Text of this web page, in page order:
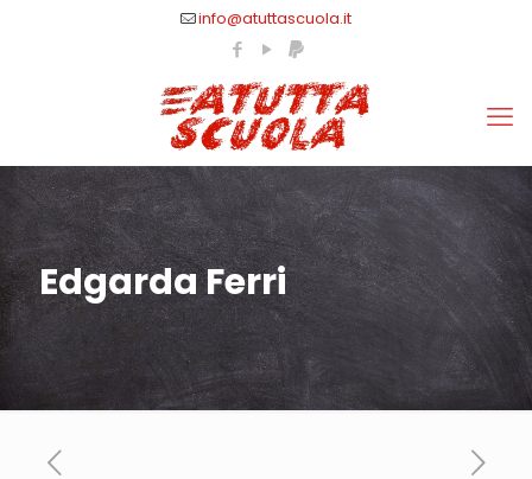
info@atuttascuola.it
Edgarda Ferri